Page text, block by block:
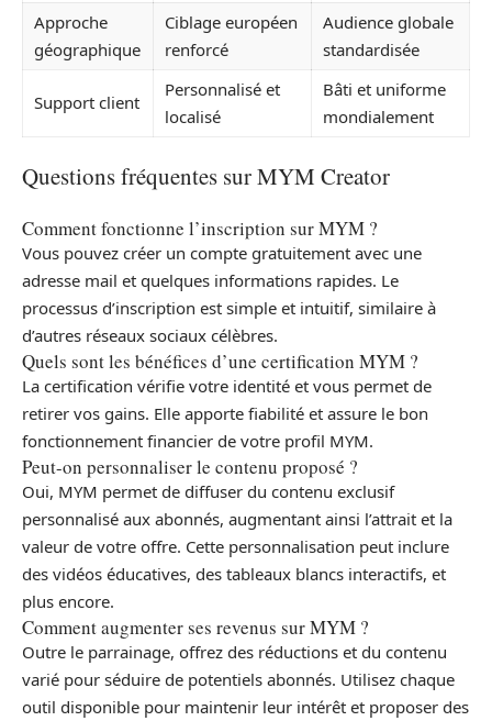
Approche
géographique
Ciblage européen
renforcé
Audience globale
standardisée
Support client
Personnalisé et
localisé
Bâti et uniforme
mondialement
Questions fréquentes sur MYM Creator
Comment fonctionne l’inscription sur MYM ?
Vous pouvez créer un compte gratuitement avec une
adresse mail et quelques informations rapides. Le
processus d’inscription est simple et intuitif, similaire à
d’autres réseaux sociaux célèbres.
Quels sont les bénéfices d’une certification MYM ?
La certification vérifie votre identité et vous permet de
retirer vos gains. Elle apporte fiabilité et assure le bon
fonctionnement financier de votre profil MYM.
Peut-on personnaliser le contenu proposé ?
Oui, MYM permet de diffuser du contenu exclusif
personnalisé aux abonnés, augmentant ainsi l’attrait et la
valeur de votre offre. Cette personnalisation peut inclure
des vidéos éducatives, des tableaux blancs interactifs, et
plus encore.
Comment augmenter ses revenus sur MYM ?
Outre le parrainage, offrez des réductions et du contenu
varié pour séduire de potentiels abonnés. Utilisez chaque
outil disponible pour maintenir leur intérêt et proposer des